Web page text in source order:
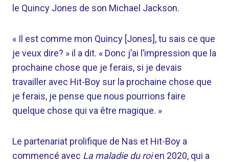
le Quincy Jones de son Michael Jackson.
« Il est comme mon Quincy [Jones], tu sais ce que
je veux dire? » il a dit. « Donc j’ai l’impression que la
prochaine chose que je ferais, si je devais
travailler avec Hit-Boy sur la prochaine chose que
je ferais, je pense que nous pourrions faire
quelque chose qui va être magique. »
Le partenariat prolifique de Nas et Hit-Boy a
commencé avec La maladie du roien 2020, qui a